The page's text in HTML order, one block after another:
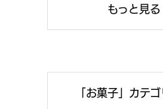
もっと見る
「お菓子」カテ